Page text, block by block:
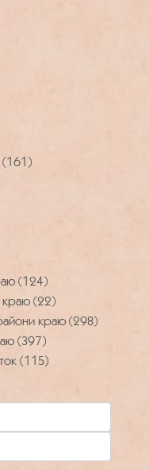
(161)
(124)
(22)
краю (298)
(397)
(115)